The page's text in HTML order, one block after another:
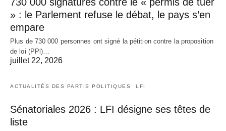
» : le Parlement refuse le débat, le pays s’en
empare
Plus de 730 000 personnes ont signé la pétition contre la proposition
de loi (PPl)…
juillet 22, 2026
ACTUALITÉS DES PARTIS POLITIQUES LFI
Sénatoriales 2026 : LFI désigne ses têtes de
liste